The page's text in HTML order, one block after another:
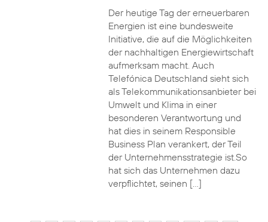
Der heutige Tag der erneuerbaren
Energien ist eine bundesweite
Initiative, die auf die Möglichkeiten
der nachhaltigen Energiewirtschaft
aufmerksam macht. Auch
Telefónica Deutschland sieht sich
als Telekommunikationsanbieter bei
Umwelt und Klima in einer
besonderen Verantwortung und
hat dies in seinem Responsible
Business Plan verankert, der Teil
der Unternehmensstrategie ist.So
hat sich das Unternehmen dazu
verpflichtet, seinen […]